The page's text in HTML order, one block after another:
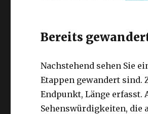
Bereits
Nachstehend sehen Sie
Etappen gewandert sind.
Endpunkt, Länge erfasst.
Sehenswürdigkeiten, die